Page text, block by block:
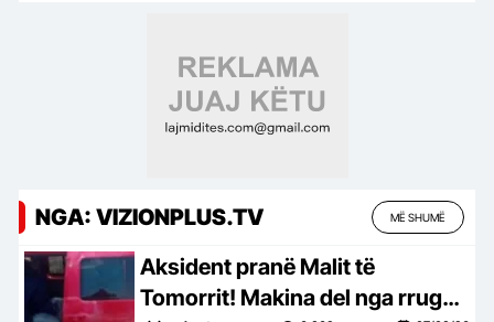
NGA: VIZIONPLUS.TV MË SHUMË
Aksident pranë Malit të
Tomorrit! Makina del nga rruga